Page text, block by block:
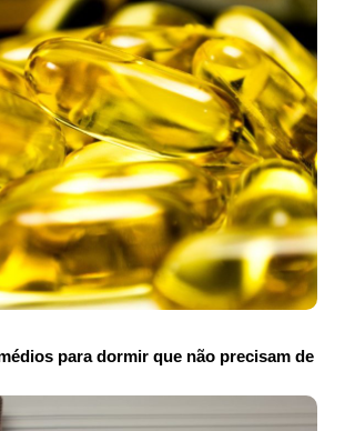
para dormir que não precisam de